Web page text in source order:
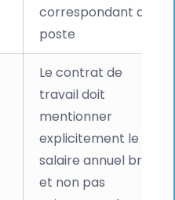
correspondant au
poste
Le contrat de
travail doit
mentionner
explicitement le
salaire annuel brut,
et non pas